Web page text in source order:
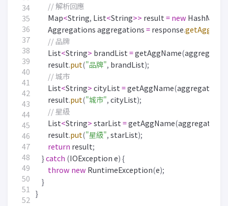
34
37
42
44
47
52
// 解析回應
Map<String, List<String>> result =new HashMap
Aggregations aggregations =response.
// 品牌
List<String> brandList =getAggName(
result.put("品牌", brandList);
// 城市
List<String> cityList =getAggName(aggregations
result.put("城市", cityList);
// 星級
List<String> starList =getAggName(aggregations
result.put("星級", starList);
return result;
}catch (IOException e) {
throw new RuntimeException(e);
}
}